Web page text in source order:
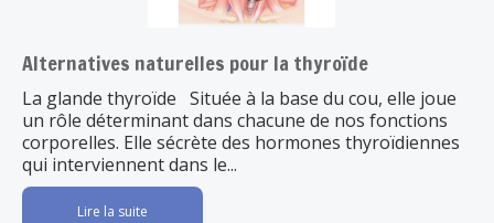
Alternatives naturelles pour la thyroïde
La glande thyroïde Située à la base du cou, elle joue
un rôle déterminant dans chacune de nos fonctions
corporelles. Elle sécrète des hormones thyroïdiennes
qui interviennent dans le...
Lire la suite